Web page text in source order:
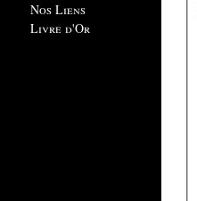
Nos Liens
Livre d'Or